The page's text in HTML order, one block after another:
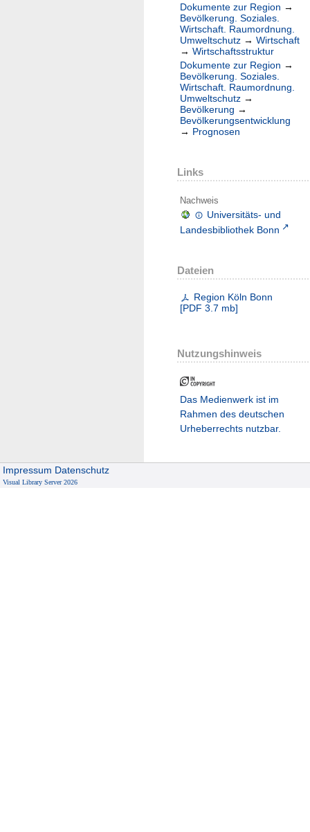
Dokumente zur Region →
Bevölkerung. Soziales.
Wirtschaft. Raumordnung.
Umweltschutz → Wirtschaft
→ Wirtschaftsstruktur
Dokumente zur Region →
Bevölkerung. Soziales.
Wirtschaft. Raumordnung.
Umweltschutz →
Bevölkerung →
Bevölkerungsentwicklung
→ Prognosen
Links
Nachweis
Universitäts- und
Landesbibliothek Bonn
Dateien
Region Köln Bonn
[PDF 3.7 mb]
Nutzungshinweis
Das Medienwerk ist im
Rahmen des deutschen
Urheberrechts nutzbar.
Impressum Datenschutz
Visual Library Server 2026